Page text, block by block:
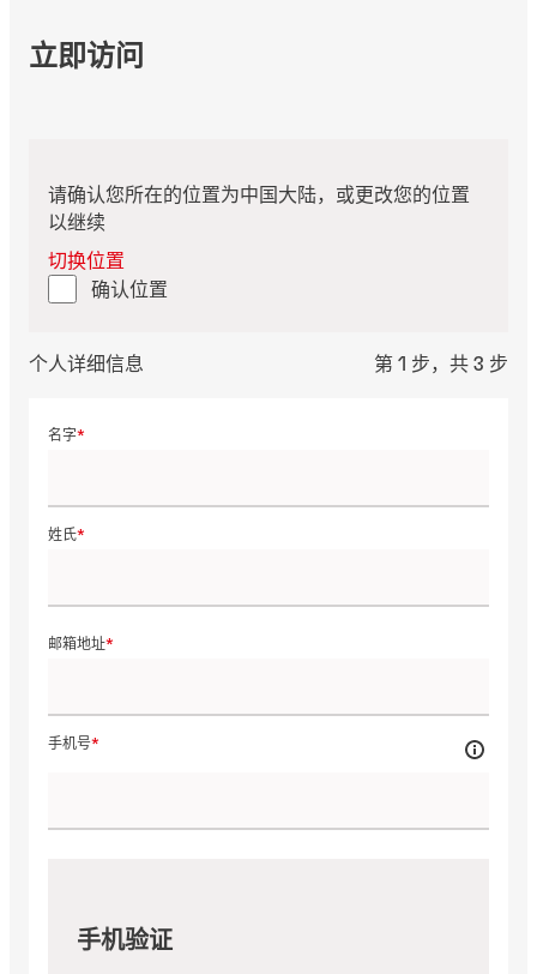
立即访问
请确认您所在的位置为中国大陆，或更改您的位置
以继续
确认位置
切换位置
个人详细信息 第 1 步，共 3 步
名字
姓氏
邮箱地址
手机号
手机验证